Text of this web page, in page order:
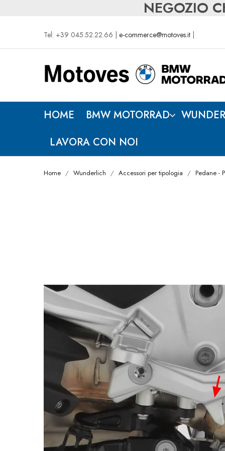
NEGOZIO
Tel: +39 045.52.22.66 | e-commerce@motoves.it
HOME BMW MOTORRAD
LAVORA CON NOI
Home Wunderlich Accessori per tipologia Pedane -